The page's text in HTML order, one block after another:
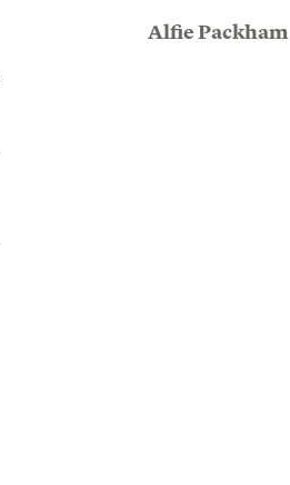
Alfie Packham